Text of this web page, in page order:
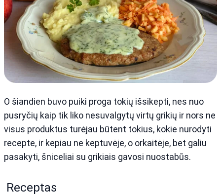
O šiandien buvo puiki proga tokių išsikepti, nes nuo
pusryčių kaip tik liko nesuvalgytų virtų grikių ir nors ne
visus produktus turėjau būtent tokius, kokie nurodyti
recepte, ir kepiau ne keptuvėje, o orkaitėje, bet galiu
pasakyti, šniceliai su grikiais gavosi nuostabūs.
Receptas